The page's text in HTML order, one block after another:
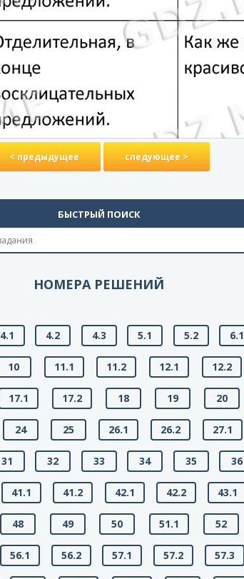
< предыдущее следующее >
БЫСТРЫЙ ПОИСК
НОМЕРА РЕШЕНИЙ
4.1 4.2 4.3 5.1 5.2 6.1
10 11.1 11.2 12.1 12.2
17.1 17.2 18 19 20
24 25 26.1 26.2 27.1
31 32 33 34 35 36
41.1 41.2 42.1 42.2 43.1
48 49 50 51.1 52
56.1 56.2 57.1 57.2 57.3